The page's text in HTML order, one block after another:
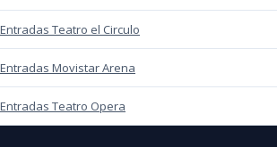
Entradas Teatro el Circulo
Entradas Movistar Arena
Entradas Teatro Opera